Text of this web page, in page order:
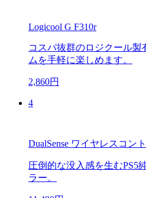
Logicool G F310r
コスパ抜群のロジクール製
ムを手軽に楽しめます。
2,860円
4
DualSense ワイヤレスコン
圧倒的な没入感を生むPS5
ラー。